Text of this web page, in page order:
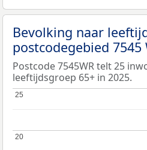
Bevolking naar
postcodegebied 7545
Postcode 7545WR telt 25
leeftijdsgroep 65+ in 2025.
20
20
25
25